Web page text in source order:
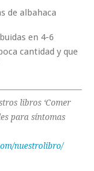
de albahaca
en 4-6
cantidad y que
libros ‘Comer
para síntomas
nuestrolibro/